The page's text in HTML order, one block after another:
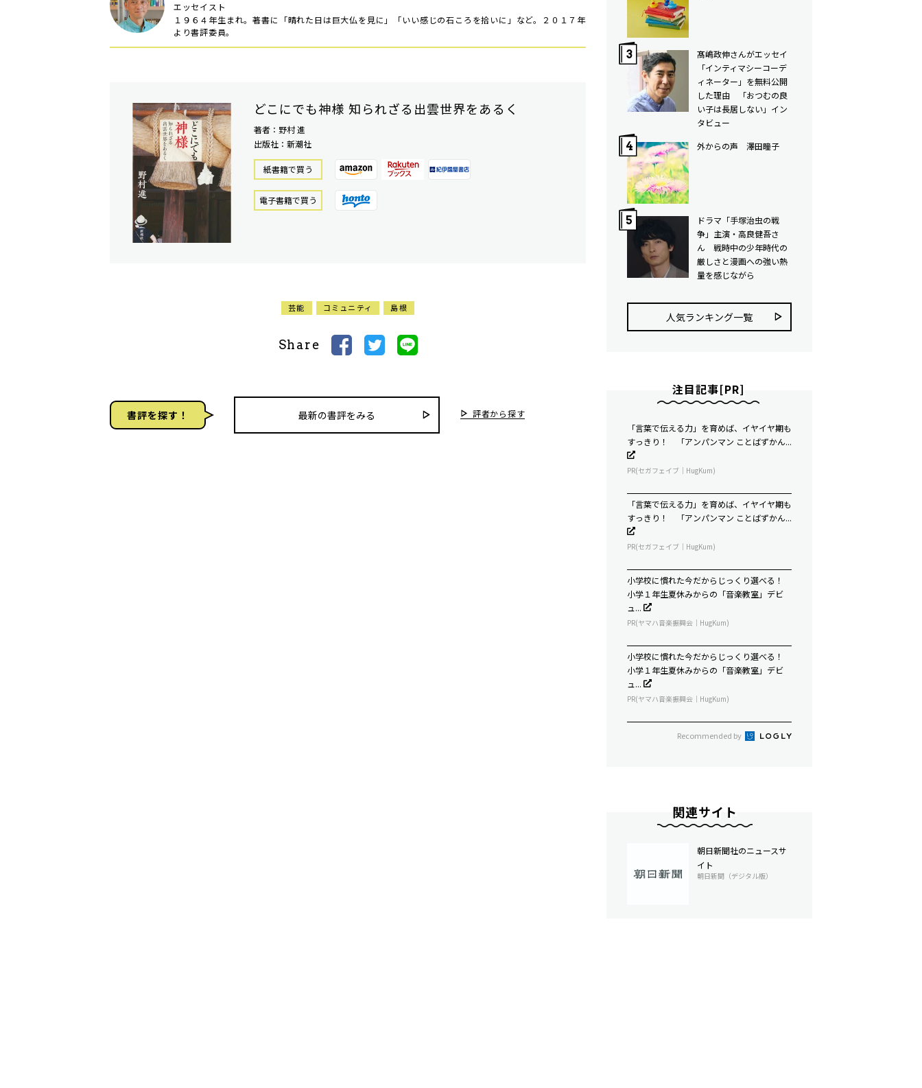
エッセイスト
１９６４年生まれ。著書に「晴れた日は巨大仏を見に」「いい感じの石ころを拾いに」など。２０１７年
より書評委員。
どこにでも神様 知られざる出雲世界をあるく
著者：野村 進
出版社：新潮社
紙書籍で買う
電⼦書籍で買う
芸能 コミュニティ 島根
Share
書評を探す！ 最新の書評をみる 評者から探す
髙嶋政伸さんがエッセイ
「インティマシーコーデ
ィネーター」を無料公開
した理由 「おつむの良
い子は長居しない」イン
タビュー
外からの声 澤田瞳子
ドラマ「手塚治虫の戦
争」主演・高良健吾さ
ん 戦時中の少年時代の
厳しさと漫画への強い熱
量を感じながら
人気ランキング⼀覧
注目記事[PR]
「言葉で伝える力」を育めば、イヤイヤ期も
すっきり！ 「アンパンマン ことばずかん...
PR(セガフェイブ｜HugKum)
「言葉で伝える力」を育めば、イヤイヤ期も
すっきり！ 「アンパンマン ことばずかん...
PR(セガフェイブ｜HugKum)
小学校に慣れた今だからじっくり選べる！
小学１年生夏休みからの「音楽教室」デビ
ュ...
PR(ヤマハ音楽振興会｜HugKum)
小学校に慣れた今だからじっくり選べる！
小学１年生夏休みからの「音楽教室」デビ
ュ...
PR(ヤマハ音楽振興会｜HugKum)
Recommended by
関連サイト
朝日新聞社のニュースサ
イト
朝日新聞（デジタル版）